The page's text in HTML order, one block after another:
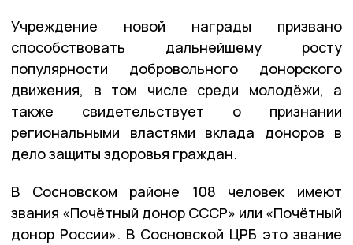
Учреждение новой награды призвано
способствовать дальнейшему росту
популярности добровольного донорского
движения, в том числе среди молодёжи, а
также свидетельствует о признании
региональными властями вклада доноров в
дело защиты здоровья граждан.
В Сосновском районе 108 человек имеют
звания «Почётный донор СССР» или «Почётный
донор России». В Сосновской ЦРБ это звание